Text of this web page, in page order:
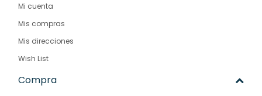
Mi cuenta
Mis compras
Mis direcciones
Wish List
Compra